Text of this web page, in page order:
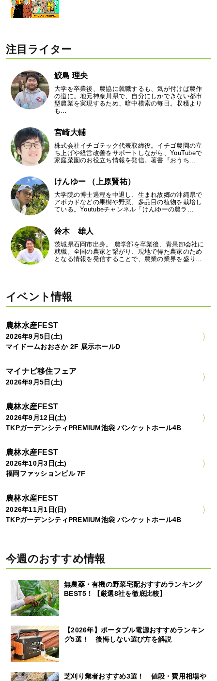
注目ライター
鮫島 理央
大学を卒業後、農協に就職するも、気が付けば農作
の道に。地元神奈川県で、自分にしかできない都市
型農業を実現するため、暗中模索の毎日。収穫より
も…
宮崎大輔
株式会社イチゴテック代表取締役。イチゴ農園の立
ち上げや経営改善をサポートしながら、YouTubeで
家庭菜園のお役立ち情報を発信。著書『おうち…
けんゆー （上原賢祐）
大学院の博士過程を中退し、生まれ故郷の沖縄県で
アボカドなどの果樹や野菜、多品目の植物を栽培し
ている。Youtubeチャンネル「けんゆーの農ラ…
鈴木 雄人
茨城県石岡市出身。 農学部を卒業後、青果卸会社に
就職。全国の農家と繋がり、現地で得た農家のため
となる情報を発信することで、農業の業界を盛り…
イベント情報
農林水産FEST
2026年9月5日(土)
マイドームおおさか 2F 展示ホールD
マイナビ移住フェア
2026年9月5日(土)
農林水産FEST
2026年9月12日(土)
TKPガーデンシティPREMIUM池袋 バンケットホール4B
農林水産FEST
2026年10月3日(土)
福岡ファッションビル 7F
農林水産FEST
2026年11月1日(日)
TKPガーデンシティPREMIUM池袋 バンケットホール4B
今週のおすすめ情報
無農薬・有機の野菜宅配おすすめランキング
BEST5！【厳選8社を徹底比較】
【2026年】ポータブル電源おすすめランキン
グ5選！ 後悔しない選び方を解説
芝刈り業者おすすめ3選！ 値段・費用相場や